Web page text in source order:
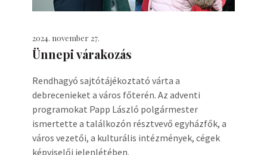
2024. november 27.
Ünnepi várakozás
Rendhagyó sajtótájékoztató várta a
debrecenieket a város főterén. Az adventi
programokat Papp László polgármester
ismertette a találkozón résztvevő egyházfők, a
város vezetői, a kulturális intézmények, cégek
képviselői jelenlétében.